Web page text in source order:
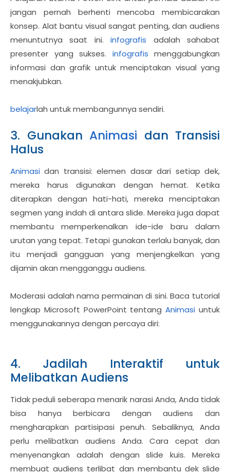
jangan pernah berhenti mencoba membicarakan
konsep. Alat bantu visual sangat penting, dan audiens
menuntutnya saat ini.infografis adalah sahabat
presenter yang sukses. infografis menggabungkan
informasi dan grafik untuk menciptakan visual yang
menakjubkan.
belajarlah untuk membangunnya sendiri.
3. Gunakan Animasi dan Transisi
Halus
Animasi dan transisi: elemen dasar dari setiap dek,
mereka harus digunakan dengan hemat. Ketika
diterapkan dengan hati-hati, mereka menciptakan
segmen yang indah di antara slide. Mereka juga dapat
membantu memperkenalkan ide-ide baru dalam
urutan yang tepat. Tetapi gunakan terlalu banyak, dan
itu menjadi gangguan yang menjengkelkan yang
dijamin akan mengganggu audiens.
Moderasi adalah nama permainan di sini. Baca tutorial
lengkap Microsoft PowerPoint tentangAnimasi untuk
menggunakannya dengan percaya diri:
4. Jadilah Interaktif untuk
Melibatkan Audiens
Tidak peduli seberapa menarik narasi Anda, Anda tidak
bisa hanya berbicara dengan audiens dan
mengharapkan partisipasi penuh. Sebaliknya, Anda
perlu melibatkan audiens Anda. Cara cepat dan
menyenangkan adalah dengan slide kuis. Mereka
membuat audiens terlibat dan membantu dek slide